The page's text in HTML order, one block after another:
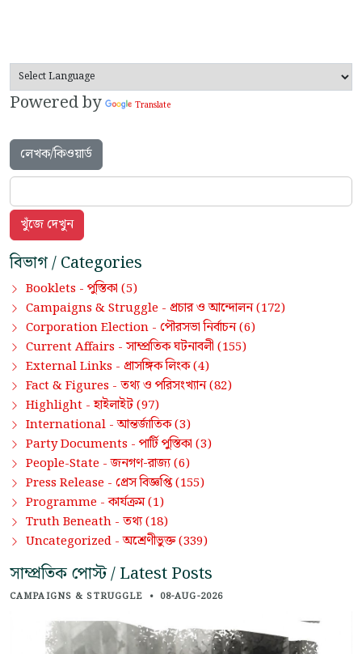
Powered by Translate
লেখক/কিওয়ার্ড
বিভাগ / Categories
Booklets - পুস্তিকা (5)
Campaigns & Struggle - প্রচার ও আন্দোলন(172)
Corporation Election - পৌরসভা নির্বাচন(6)
Current Affairs - সাম্প্রতিক ঘটনাবলী (155)
External Links - প্রাসঙ্গিক লিংক(4)
Fact & Figures - তথ্য ও পরিসংখ্যান(82)
Highlight -হাইলাইট(97)
International -আন্তর্জাতিক(3)
Party Documents - পার্টি পুস্তিকা (3)
People-State -জনগণ-রাজ্য(6)
Press Release - প্রেস বিজ্ঞপ্তি(155)
Programme -কার্যক্রম(1)
Truth Beneath - তথ্য(18)
Uncategorized -অশ্রেণীভুক্ত(339)
সাম্প্রতিক পোস্ট / Latest Posts
CAMPAIGNS & STRUGGLE • 08-AUG-2026